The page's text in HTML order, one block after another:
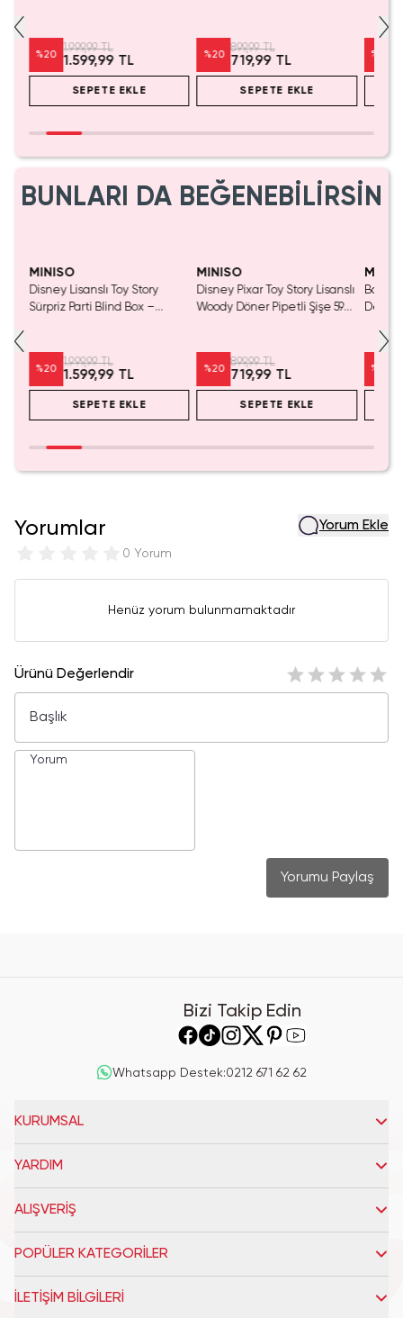
%20
1.999,99 TL
1.599,99 TL
SEPETE EKLE
%20
899,99 TL
719,99 TL
SEPETE EKLE
%
BUNLARI DA BEĞENEBİLİRSİN
MINISO
Disney Lisanslı Toy Story
Sürpriz Parti Blind Box –
%20
1.999,99 TL
1.599,99 TL
SEPETE EKLE
MINISO
Disney Pixar Toy Story Lisanslı
Woody Döner Pipetli Şişe 590
%20
899,99 TL
719,99 TL
SEPETE EKLE
Barbie
%
Yorumlar
0 Yorum
Yorum Ekle
Henüz yorum bulunmamaktadır
Ürünü Değerlendir
Yorumu Paylaş
Bizi Takip Edin
Whatsapp Destek:0212 671 62 62
KURUMSAL
YARDIM
ALIŞVERİŞ
POPÜLER KATEGORİLER
İLETİŞİM BİLGİLERİ